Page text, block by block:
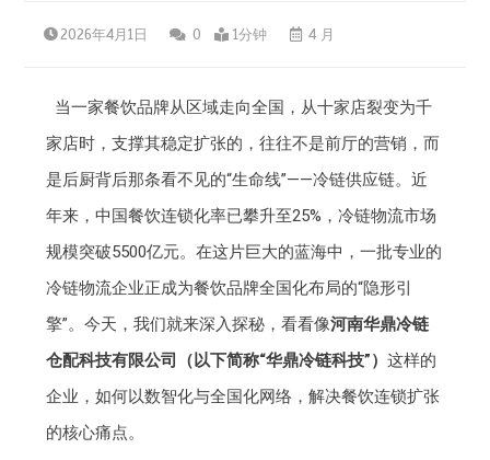
2026年4月1日 0 1分钟 4 月
当一家餐饮品牌从区域走向全国，从十家店裂变为千
家店时，支撑其稳定扩张的，往往不是前厅的营销，而
是后厨背后那条看不见的“生命线”——冷链供应链。近
年来，中国餐饮连锁化率已攀升至25%，冷链物流市场
规模突破5500亿元。在这片巨大的蓝海中，一批专业的
冷链物流企业正成为餐饮品牌全国化布局的“隐形引
擎”。今天，我们就来深入探秘，看看像河南华鼎冷链
仓配科技有限公司（以下简称“华鼎冷链科技”）这样的
企业，如何以数智化与全国化网络，解决餐饮连锁扩张
的核心痛点。